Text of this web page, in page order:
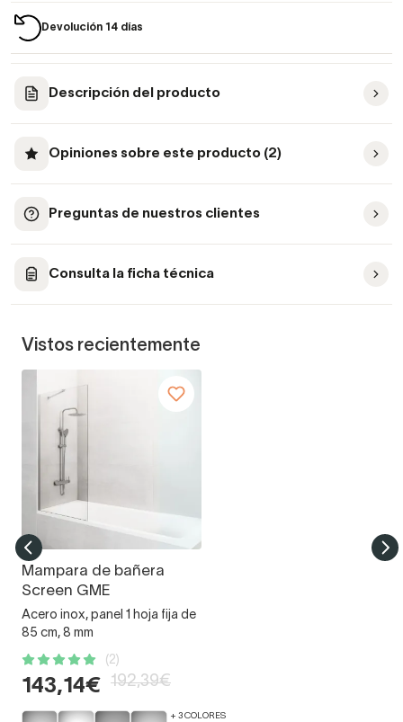
Devolución 14 días
Descripción del producto
Opiniones sobre este producto (2)
Preguntas de nuestros clientes
Consulta la ficha técnica
Vistos recientemente
Mampara de bañera
Screen GME
Acero inox, panel 1 hoja fija de
85 cm, 8 mm
(2)
143,14€ 192,39€
+ 3 COLORES